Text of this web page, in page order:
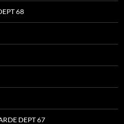
68
DEPT 67